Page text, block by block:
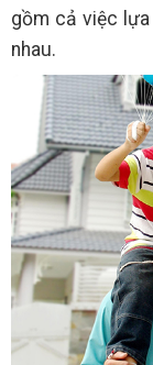
gồm cả việc
nhau.